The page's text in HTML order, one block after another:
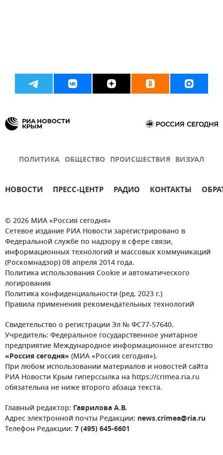
ПОЛИТИКА ОБЩЕСТВО ПРОИСШЕСТВИЯ ВИЗУАЛ
НОВОСТИ ПРЕСС-ЦЕНТР РАДИО КОНТАКТЫ
© 2026 МИА «Россия сегодня»
Сетевое издание РИА Новости зарегистрировано в
Федеральной службе по надзору в сфере связи,
информационных технологий и массовых коммуникаций
(Роскомнадзор) 08 апреля 2014 года.
Политика использования Cookie и автоматического
логирования
Политика конфиденциальности (ред. 2023 г.)
Правила применения рекомендательных технологий
Свидетельство о регистрации Эл № ФС77-57640.
Учредитель: Федеральное государственное унитарное
предприятие Международное информационное агентство
«Россия сегодня» (МИА «Россия сегодня»).
При любом использовании материалов и новостей сайта
РИА Новости Крым гиперссылка на https://crimea.ria.ru
обязательна не ниже второго абзаца текста.
Главный редактор: Гаврилова А.В.
Адрес электронной почты Редакции: news.crimea@ria.ru
Телефон Редакции: 7 (495) 645-6601